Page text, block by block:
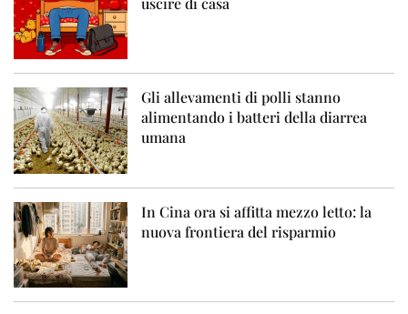
Gli allevamenti di polli stanno
alimentando i batteri della diarrea
umana
In Cina ora si affitta mezzo letto: la
nuova frontiera del risparmio